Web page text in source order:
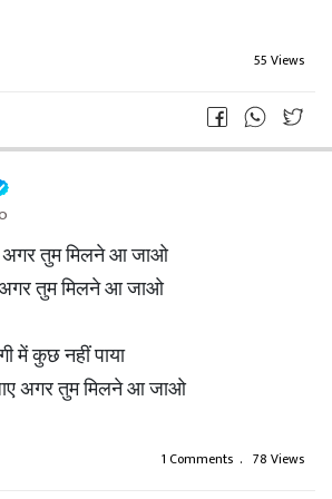
55 Views
अगर तुम मिलने आ जाओ
तुम मिलने आ जाओ
में कुछ नहीं पाया
अगर तुम मिलने आ जाओ
के क़िस्से काम की बातें1 Comments . 78 Views